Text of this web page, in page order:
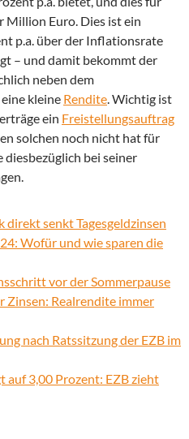
Million Euro. Dies ist ein
p.a. über der Inflationsrate
– und damit bekommt der
neben dem
kleine Rendite. Wichtig ist
ein Freistellungsauftrag
solchen noch nicht hat für
diesbezüglich bei seiner
direkt senkt Tagesgeldzinsen
Wofür und wie sparen die
vor der Sommerpause
Zinsen: Realrendite immer
nach Ratssitzung der EZB im
auf 3,00 Prozent: EZB zieht